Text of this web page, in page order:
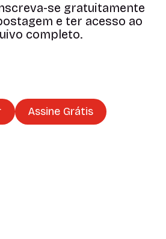
se gratuitamente
e ter acesso ao
completo.
Assine Grátis